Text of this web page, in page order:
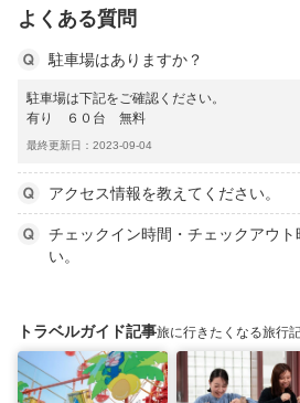
よくある質問
駐車場はありますか？
駐車場は下記をご確認ください。
有り ６０台 無料
最終更新日：2023-09-04
アクセス情報を教えてください。
チェックイン時間・チェックアウト
い。
トラベルガイド記事旅に行きたくなる旅行